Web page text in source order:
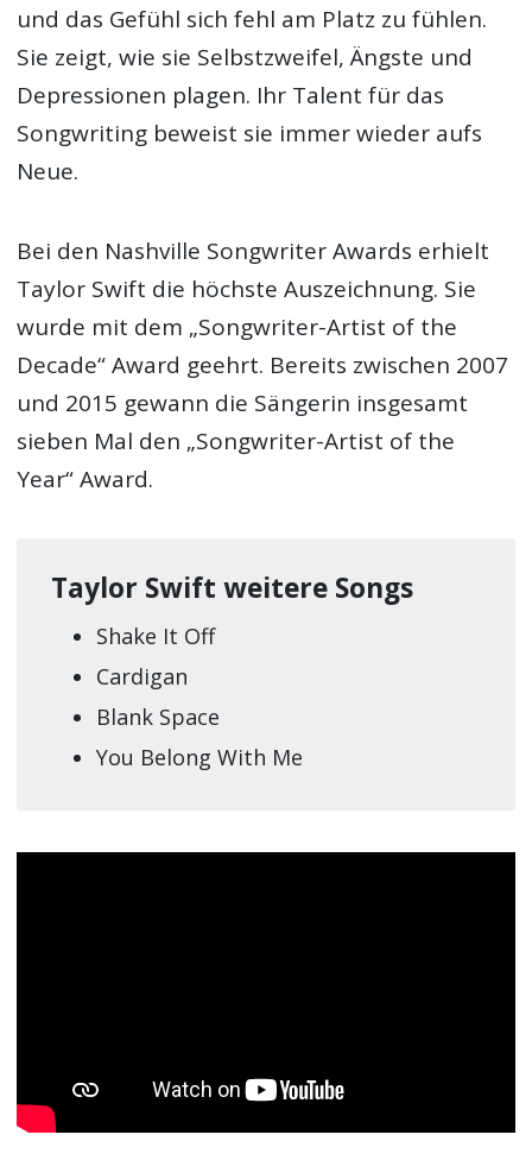
und das Gefühl sich fehl am Platz zu fühlen.
Sie zeigt, wie sie Selbstzweifel, Ängste und
Depressionen plagen. Ihr Talent für das
Songwriting beweist sie immer wieder aufs
Neue.
Bei den Nashville Songwriter Awards erhielt
Taylor Swift die höchste Auszeichnung. Sie
wurde mit dem „Songwriter-Artist of the
Decade“ Award geehrt. Bereits zwischen 2007
und 2015 gewann die Sängerin insgesamt
sieben Mal den „Songwriter-Artist of the
Year“ Award.
Taylor Swift weitere Songs
Shake It Off
Cardigan
Blank Space
You Belong With Me